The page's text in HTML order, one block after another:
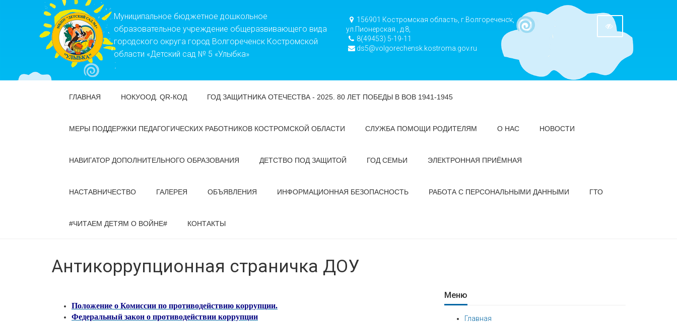
Муниципальное бюджетное дошкольное
образовательное учреждение общеразвивающего вида
городского округа город Волгореченск Костромской
области «Детский сад № 5 «Улыбка»
156901 Костромская область, г.Волгореченск,
ул.Пионерская , д.8,
8(49453) 5-19-11
ds5@volgorechensk.kostroma.gov.ru
ГЛАВНАЯ НОКУООД. QR-КОД ГОД ЗАЩИТНИКА ОТЕЧЕСТВА - 2025. 80 ЛЕТ ПОБЕДЫ В ВОВ 1941-1945
МЕРЫ ПОДДЕРЖКИ ПЕДАГОГИЧЕСКИХ РАБОТНИКОВ КОСТРОМСКОЙ ОБЛАСТИ СЛУЖБА ПОМОЩИ РОДИТЕЛЯМ О НАС НОВОСТИ
НАВИГАТОР ДОПОЛНИТЕЛЬНОГО ОБРАЗОВАНИЯ ДЕТСТВО ПОД ЗАЩИТОЙ ГОД СЕМЬИ ЭЛЕКТРОННАЯ ПРИЁМНАЯ
НАСТАВНИЧЕСТВО ГАЛЕРЕЯ ОБЪЯВЛЕНИЯ ИНФОРМАЦИОННАЯ БЕЗОПАСНОСТЬ РАБОТА С ПЕРСОНАЛЬНЫМИ ДАННЫМИ ГТО
#ЧИТАЕМ ДЕТЯМ О ВОЙНЕ# КОНТАКТЫ
Антикоррупционная страничка ДОУ
Положение о Комиссии по противодействию коррупции.
Федеральный закон о противодействии коррупции
Меню
Главная